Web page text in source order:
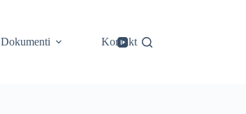
Dokumenti Kontakt